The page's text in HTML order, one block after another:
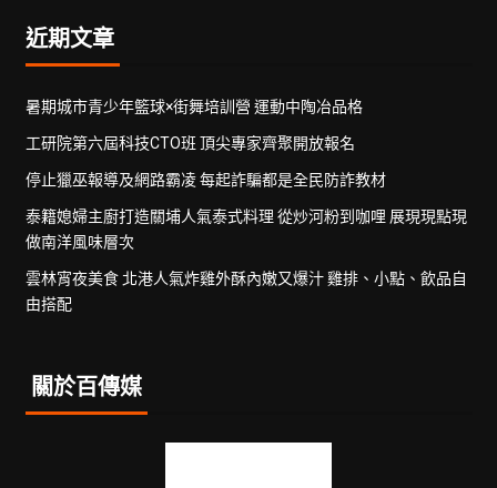
近期文章
暑期城市青少年籃球×街舞培訓營 運動中陶冶品格
工研院第六屆科技CTO班 頂尖專家齊聚開放報名
停止獵巫報導及網路霸凌 每起詐騙都是全民防詐教材
泰籍媳婦主廚打造關埔人氣泰式料理 從炒河粉到咖哩 展現現點現
做南洋風味層次
雲林宵夜美食 北港人氣炸雞外酥內嫩又爆汁 雞排、小點、飲品自
由搭配
關於百傳媒